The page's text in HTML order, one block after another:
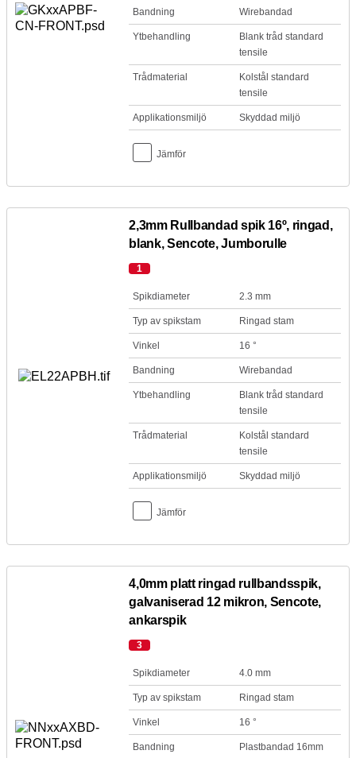
Bandning Wirebandad
Ytbehandling
Blank tråd standard
tensile
Trådmaterial
Kolstål standard
tensile
Applikationsmiljö Skyddad miljö
Jämför
2,3mm Rullbandad spik 16º, ringad,
blank, Sencote, Jumborulle
1
Spikdiameter 2.3 mm
Typ av spikstam Ringad stam
Vinkel 16 °
Bandning Wirebandad
Ytbehandling
Blank tråd standard
tensile
Trådmaterial
Kolstål standard
tensile
Applikationsmiljö Skyddad miljö
Jämför
4,0mm platt ringad rullbandsspik,
galvaniserad 12 mikron, Sencote,
ankarspik
3
Spikdiameter 4.0 mm
Typ av spikstam Ringad stam
Vinkel 16 °
Bandning Plastbandad 16mm